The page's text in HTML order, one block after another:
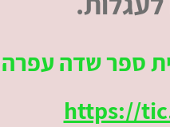
ספר שדה
https://